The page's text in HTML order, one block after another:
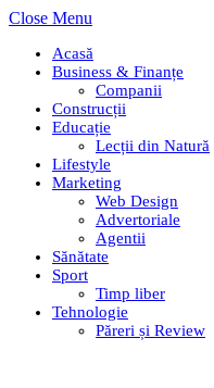
Close Menu
Acasă
Business & Finanțe
Companii
Construcții
Educație
Lecții din Natură
Lifestyle
Marketing
Web Design
Advertoriale
Agentii
Sănătate
Sport
Timp liber
Tehnologie
Păreri și Review